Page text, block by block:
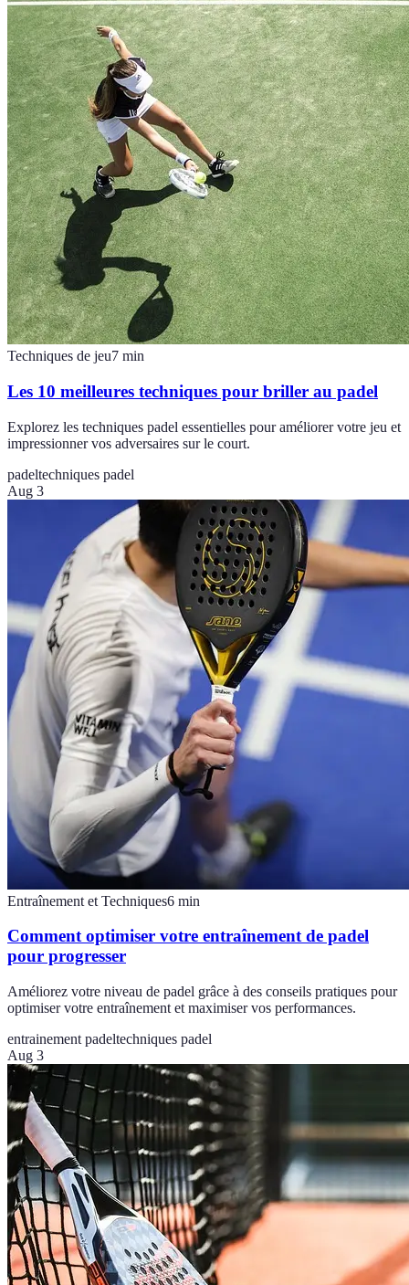
Techniques de jeu7 min
Les 10 meilleures techniques pour briller au padel
Explorez les techniques padel essentielles pour améliorer votre jeu et
impressionner vos adversaires sur le court.
padeltechniques padel
Aug 3
Entraînement et Techniques6 min
Comment optimiser votre entraînement de padel
pour progresser
Améliorez votre niveau de padel grâce à des conseils pratiques pour
optimiser votre entraînement et maximiser vos performances.
entrainement padeltechniques padel
Aug 3